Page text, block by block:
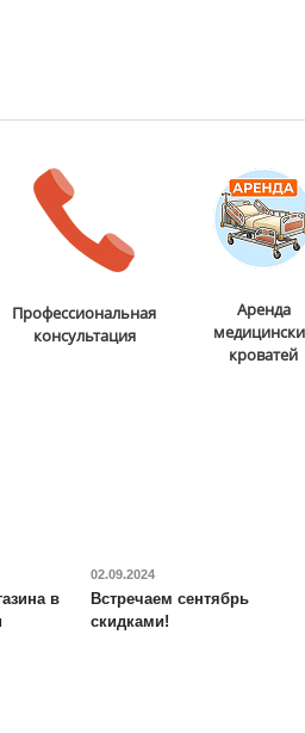
Профессиональная
консультация
Аренда
кроватей
в
02.09.2024
Встречаем сентябрь
скидками!